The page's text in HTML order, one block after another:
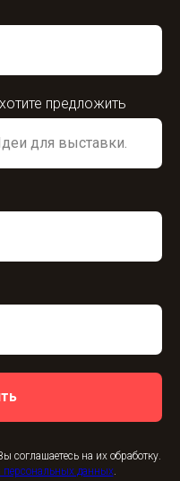
предложить
соглашаетесь на их обработку.
персональных данных.